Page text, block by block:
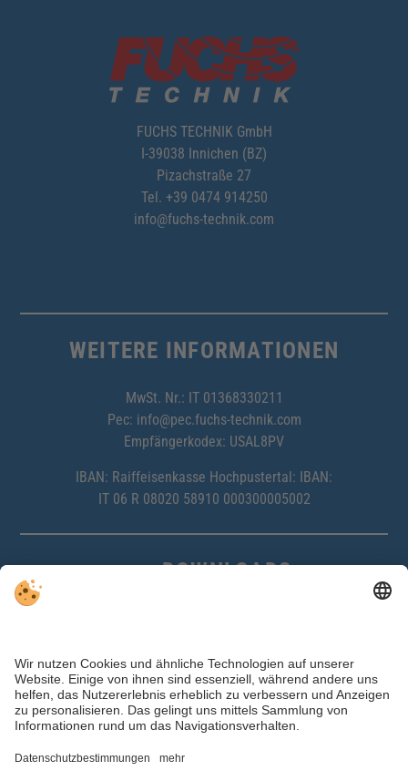
FUCHS TECHNIK GmbH
I-39038 Innichen (BZ)
Pizachstraße 27
Tel. +39 0474 914250
info@fuchs-technik.com
WEITERE INFORMATIONEN
MwSt. Nr.: IT 01368330211
Pec: info@pec.fuchs-technik.com
Empfängerkodex: USAL8PV
IBAN: Raiffeisenkasse Hochpustertal: IBAN:
IT 06 R 08020 58910 000300005002
DOWNLOADS
Ski Storage
Referenzen Access Control
Referenzen Ski Storage